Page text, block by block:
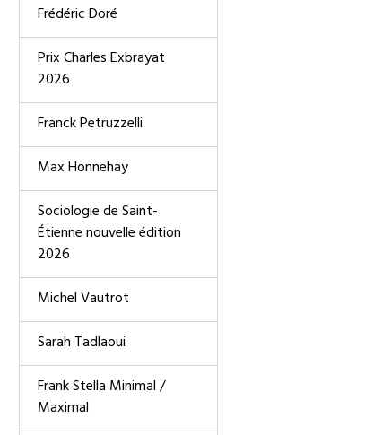
Frédéric Doré
Prix Charles Exbrayat
2026
Franck Petruzzelli
Max Honnehay
Sociologie de Saint-
Étienne nouvelle édition
2026
Michel Vautrot
Sarah Tadlaoui
Frank Stella Minimal /
Maximal